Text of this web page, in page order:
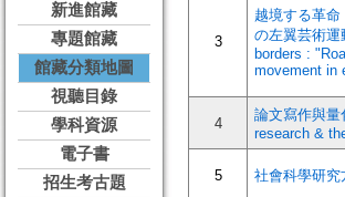
新進館藏
專題館藏
館藏分類地圖
視聽目錄
學科資源
電子書
招生考古題
3
越境する革
の左翼芸術
borders :
movement in
4
論文寫作與
research &
5 社會科學研